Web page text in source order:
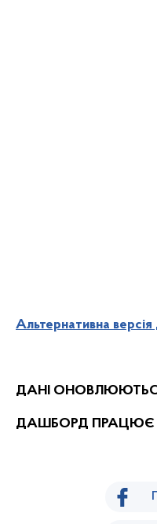
Альтернативна
ДАНІ
ДАШБОРД ПРАЦЮЄ